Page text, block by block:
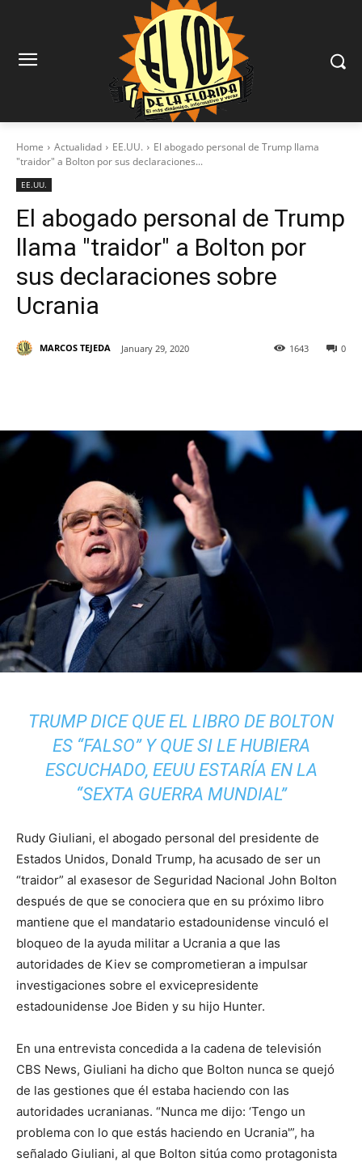
Home Actualidad EE.UU.
El abogado personal de Trump llama
"traidor" a Bolton por sus declaraciones...
EE.UU.
El abogado personal de Trump
llama "traidor" a Bolton por
sus declaraciones sobre
Ucrania
MARCOS TEJEDA January 29, 2020 0
1643
TRUMP DICE QUE EL LIBRO DE BOLTON
ES “FALSO” Y QUE SI LE HUBIERA
ESCUCHADO, EEUU ESTARÍA EN LA
“SEXTA GUERRA MUNDIAL”
Rudy Giuliani, el abogado personal del presidente de
Estados Unidos, Donald Trump, ha acusado de ser un
“traidor” al exasesor de Seguridad Nacional John Bolton
después de que se conociera que en su próximo libro
mantiene que el mandatario estadounidense vinculó el
bloqueo de la ayuda militar a Ucrania a que las
autoridades de Kiev se comprometieran a impulsar
investigaciones sobre el exvicepresidente
estadounidense Joe Biden y su hijo Hunter.
En una entrevista concedida a la cadena de televisión
CBS News, Giuliani ha dicho que Bolton nunca se quejó
de las gestiones que él estaba haciendo con las
autoridades ucranianas. “Nunca me dijo: ‘Tengo un
problema con lo que estás haciendo en Ucrania'”, ha
señalado Giuliani, al que Bolton sitúa como protagonista